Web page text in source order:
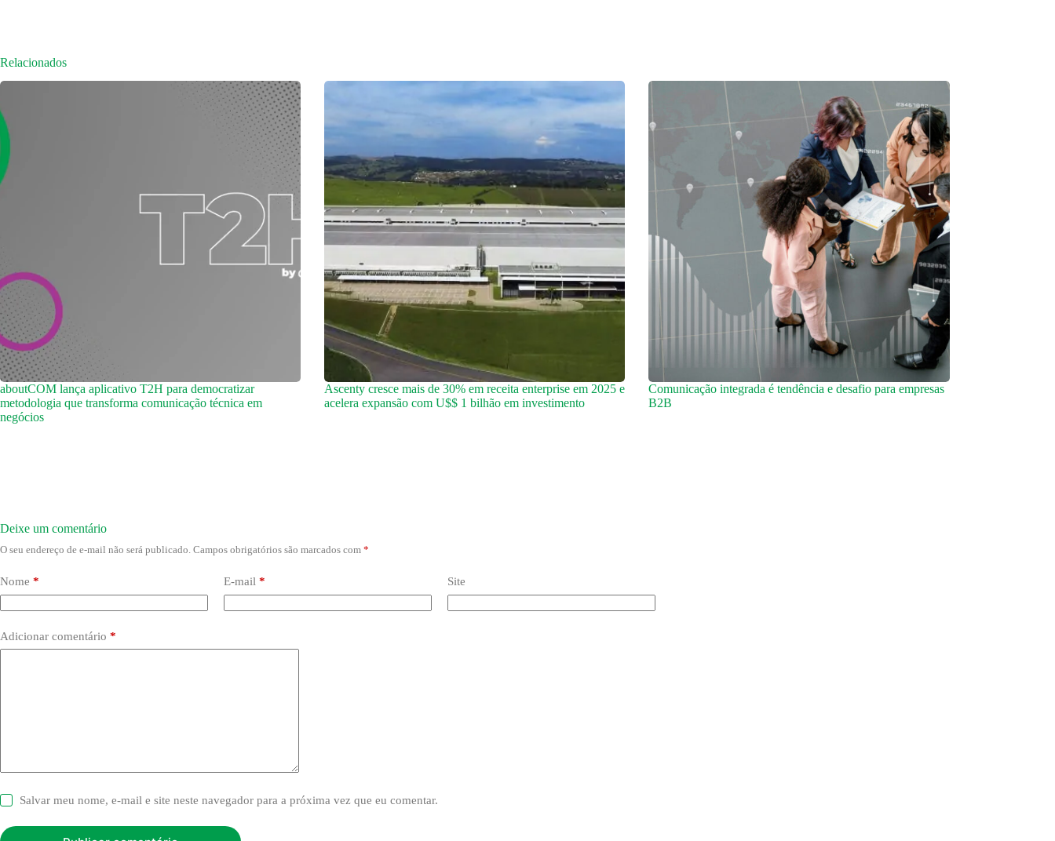
Relacionados
aboutCOM lança aplicativo T2H para democratizar
metodologia que transforma comunicação técnica em
negócios
Ascenty cresce mais de 30% em receita enterprise em 2025 e
acelera expansão com U$$ 1 bilhão em investimento
Comunicação integrada é tendência e desafio para empresas
B2B
Deixe um comentário
O seu endereço de e-mail não será publicado. Campos obrigatórios são marcados com *
Nome * E-mail * Site
Adicionar comentário *
Salvar meu nome, e-mail e site neste navegador para a próxima vez que eu comentar.